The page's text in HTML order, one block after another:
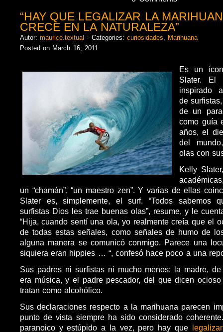
“HAY QUE LEGALIZAR LA
CRECE EN LA NATURALEZA”
Autor:maurice.textual - Categories: curiosidades
Marihuana
Posted on March 16, 2011
Es un
Slater.
inspirado
de
de un
como guía
años, el
del
olas con
Kelly
un “chamán”, “un maestro zen”. Y varias de ellas
Slater es, simplemente, el surf. “Todos sabemos
surfistas Dios les trae buenas olas”, resume, y le
“Hija, cuando sentí una ola, yo realmente creía que el
de todas estas señales, como señales de humo de
alguna manera se comunicó conmigo. Parece una
siquiera eran hippies … “, confesó hace poco a una
Sus padres ni surfistas ni mucho menos: la madre,
era música, y el padre pescador, del que dicen
tratan como alcohólico.
Sus declaraciones respecto a la marihuana parecen
punto de vista siempre ha sido considerado
paranoico y estúpido a la vez, pero hay que